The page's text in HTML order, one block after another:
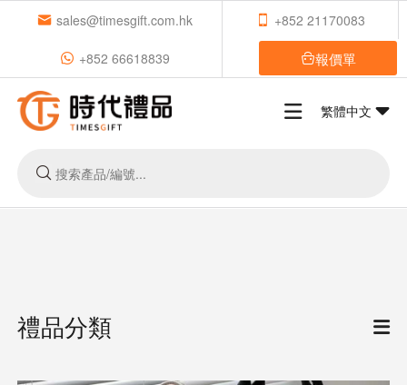
sales@timesgift.com.hk +852 21170083
+852 66618839 報價單
繁體中文
禮品分類